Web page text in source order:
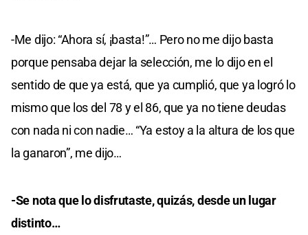
-Me dijo: “Ahora sí, ¡basta!”… Pero no me dijo basta
porque pensaba dejar la selección, me lo dijo en el
sentido de que ya está, que ya cumplió, que ya logró lo
mismo que los del 78 y el 86, que ya no tiene deudas
con nada ni con nadie… “Ya estoy a la altura de los que
la ganaron”, me dijo…
-Se nota que lo disfrutaste, quizás, desde un lugar
distinto…